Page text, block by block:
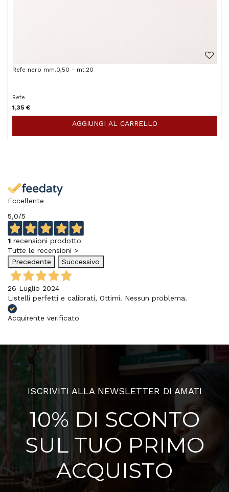
Refe nero mm.0,50 - mt.20
Refe
1,35 €
AGGIUNGI AL CARRELLO
Eccellente
5,0/5
1 recensioni prodotto
Tutte le recensioni >
Precedente
Successivo
26 Luglio 2024
Listelli perfetti e calibrati, Ottimi. Nessun problema.
Acquirente verificato
ISCRIVITI ALLA NEWSLETTER DI AMATI
10% DI SCONTO
SUL TUO PRIMO
ACQUISTO